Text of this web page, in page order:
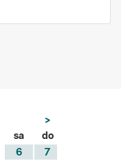
>
sa
do
6
7